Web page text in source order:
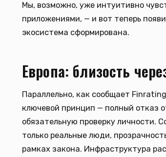
Мы, возможно, уже интуитивно
приложениями, — и вот теперь
экосистема сформирована.
Европа: близость
Параллельно, как сообщает
ключевой принцип — полный отказ
обязательную проверку личности.
только реальные люди,
рамках закона. Инфраструктура